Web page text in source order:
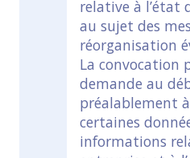
relative à l’état
au sujet des
réorganisation
La convocation
demande au
préalablement à
certaines
informations